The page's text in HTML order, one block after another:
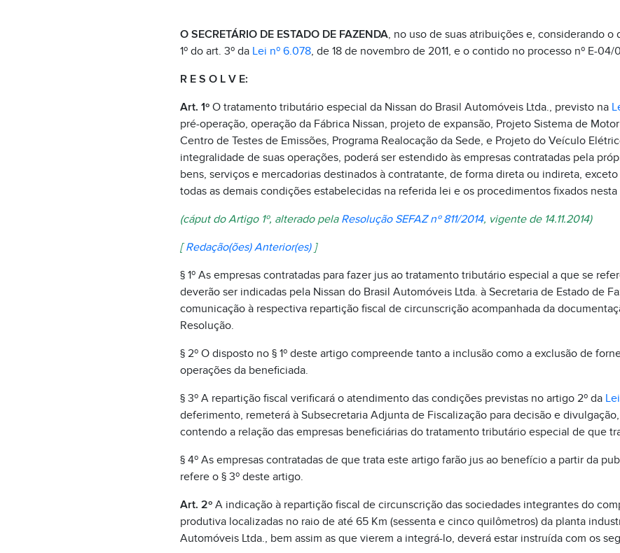
O SECRETÁRIO DE ESTADO DE FAZENDA, no uso de suas atribuições e, considerando o
1º do art. 3º da Lei nº 6.078, de 18 de novembro de 2011, e o contido no processo nº E-04/
R E S O L V E:
Art. 1ºO tratamento tributário especial da Nissan do Brasil Automóveis Ltda., previsto na
pré-operação, operação da Fábrica Nissan, projeto de expansão, Projeto Sistema de
Centro de Testes de Emissões, Programa Realocação da Sede, e Projeto do Veículo
integralidade de suas operações, poderá ser estendido às empresas contratadas pela
bens, serviços e mercadorias destinados à contratante, de forma direta ou indireta,
todas as demais condições estabelecidas na referida lei e os procedimentos fixados nesta
(cáput do Artigo 1º, alterado pela Resolução SEFAZ nº 811/2014, vigente de 14.11.2014)
[Redação(ões) Anterior(es)]
§ 1º As empresas contratadas para fazer jus ao tratamento tributário especial a que se
deverão ser indicadas pela Nissan do Brasil Automóveis Ltda. à Secretaria de Estado de
comunicação à respectiva repartição fiscal de circunscrição acompanhada da
Resolução.
§ 2º O disposto no § 1º deste artigo compreende tanto a inclusão como a exclusão de
operações da beneficiada.
§ 3º A repartição fiscal verificará o atendimento das condições previstas no artigo 2º da
deferimento, remeterá à Subsecretaria Adjunta de Fiscalização para decisão e
contendo a relação das empresas beneficiárias do tratamento tributário especial de que
§ 4º As empresas contratadas de que trata este artigo farão jus ao benefício a partir da
refere o § 3º deste artigo.
Art. 2ºA indicação à repartição fiscal de circunscrição das sociedades integrantes do
produtiva localizadas no raio de até 65 Km (sessenta e cinco quilômetros) da planta
Automóveis Ltda., bem assim as que vierem a integrá-lo, deverá estar instruída com os